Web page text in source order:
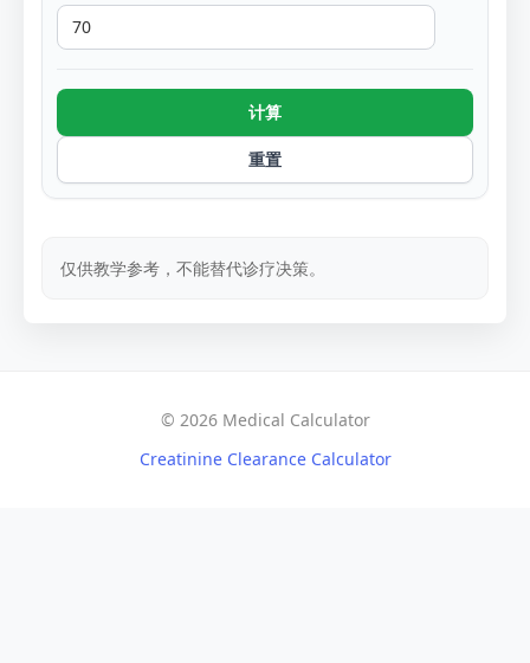
计算
重置
仅供教学参考，不能替代诊疗决策。
© 2026 Medical Calculator
Creatinine Clearance Calculator